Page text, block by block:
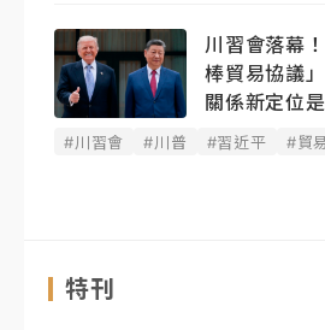
川習會落幕
棒貿易協議
關係新定位
#川習會 #川普 #習近平 #貿
特刊